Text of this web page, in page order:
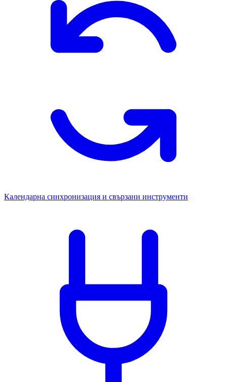
Календарна синхронизация и свързани инструменти